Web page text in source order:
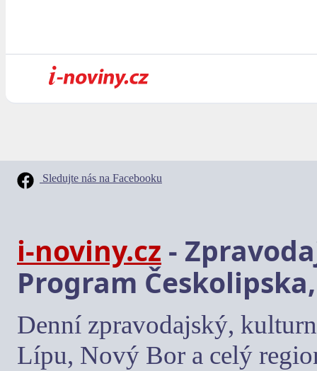
Sledujte nás na Facebooku
i-noviny.cz -
Program
Denní zpravodajský,
Lípu, Nový Bor a celý